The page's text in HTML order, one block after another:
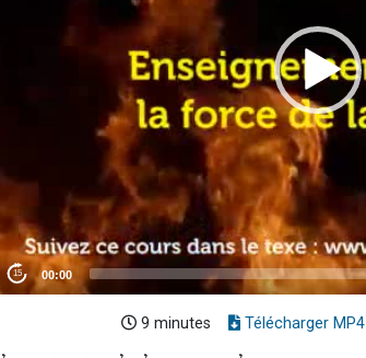
9 minutes Télécharger MP4